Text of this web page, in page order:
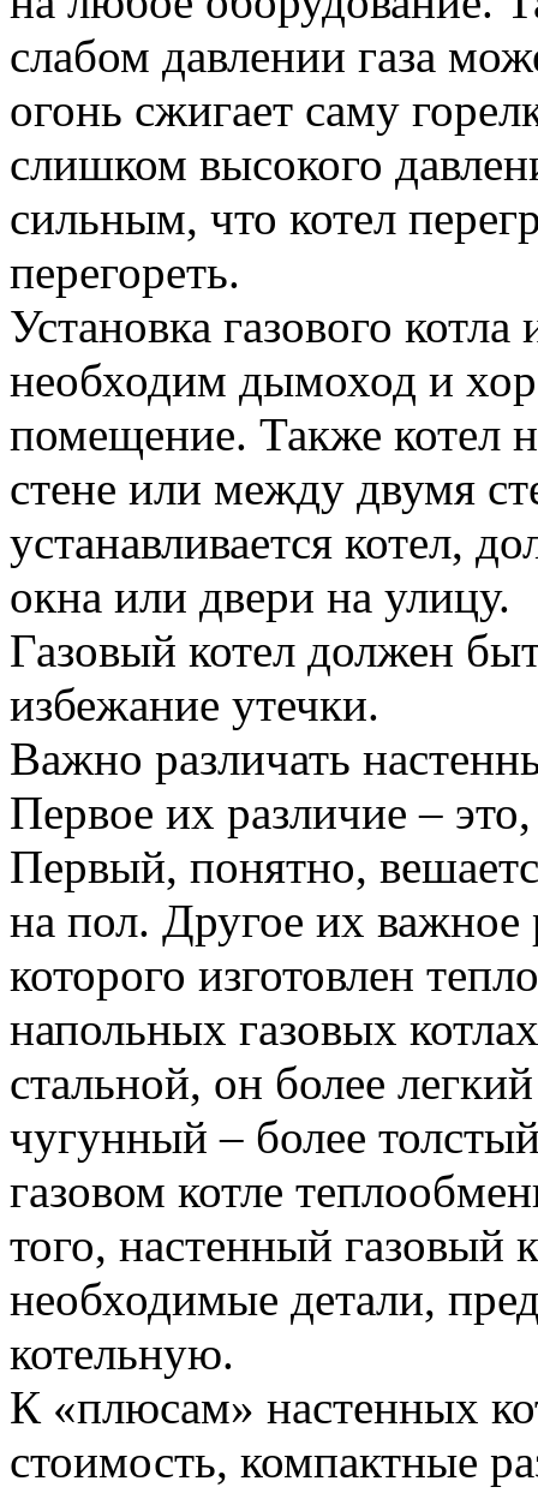
слабом давлении газа
огонь сжигает саму
слишком высокого
сильным, что котел
перегореть.
Установка газового
необходим дымоход и
помещение. Также котел
стене или между двумя
устанавливается котел,
окна или двери на улицу.
Газовый котел должен
избежание утечки.
Важно различать
Первое их различие –
Первый, понятно,
на пол. Другое их важное
которого изготовлен
напольных газовых
стальной, он более
чугунный – более
газовом котле
того, настенный газовый
необходимые детали,
котельную.
К «плюсам» настенных
стоимость, компактные